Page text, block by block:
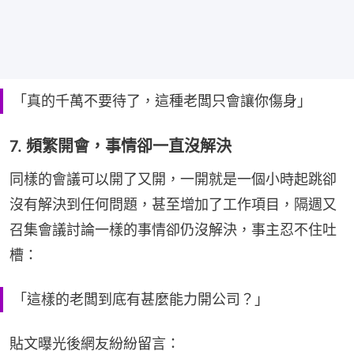
「真的千萬不要待了，這種老闆只會讓你傷身」
7. 頻繁開會，事情卻一直沒解決
同樣的會議可以開了又開，一開就是一個小時起跳卻
沒有解決到任何問題，甚至增加了工作項目，隔週又
召集會議討論一樣的事情卻仍沒解決，事主忍不住吐
槽：
「這樣的老闆到底有甚麼能力開公司？」
貼文曝光後網友紛紛留言：